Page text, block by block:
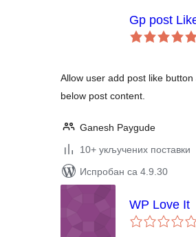
Gp post
Allow user add post like
below post content.
Ganesh Paygude
10+ укључених поставки
Испробан са 4.9.30
WP Love It